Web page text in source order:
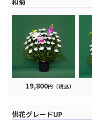
19,800円（税込）
供花グレードUP